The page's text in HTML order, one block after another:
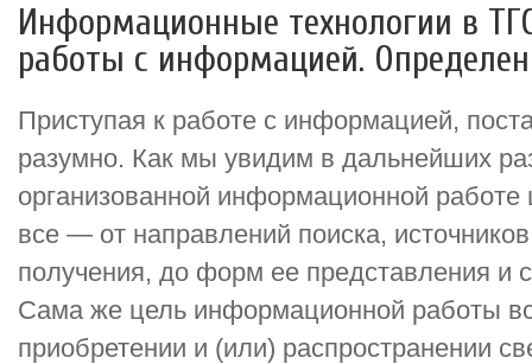
Информационные технологии в
работы с информацией.
Приступая к работе с информацией,
разумно. Как мы увидим в дальнейших
организованной информационной работе
все — от направлений поиска,
получения, до форм ее представления и
Сама же цель информационной работы
приобретении и (или) распространении